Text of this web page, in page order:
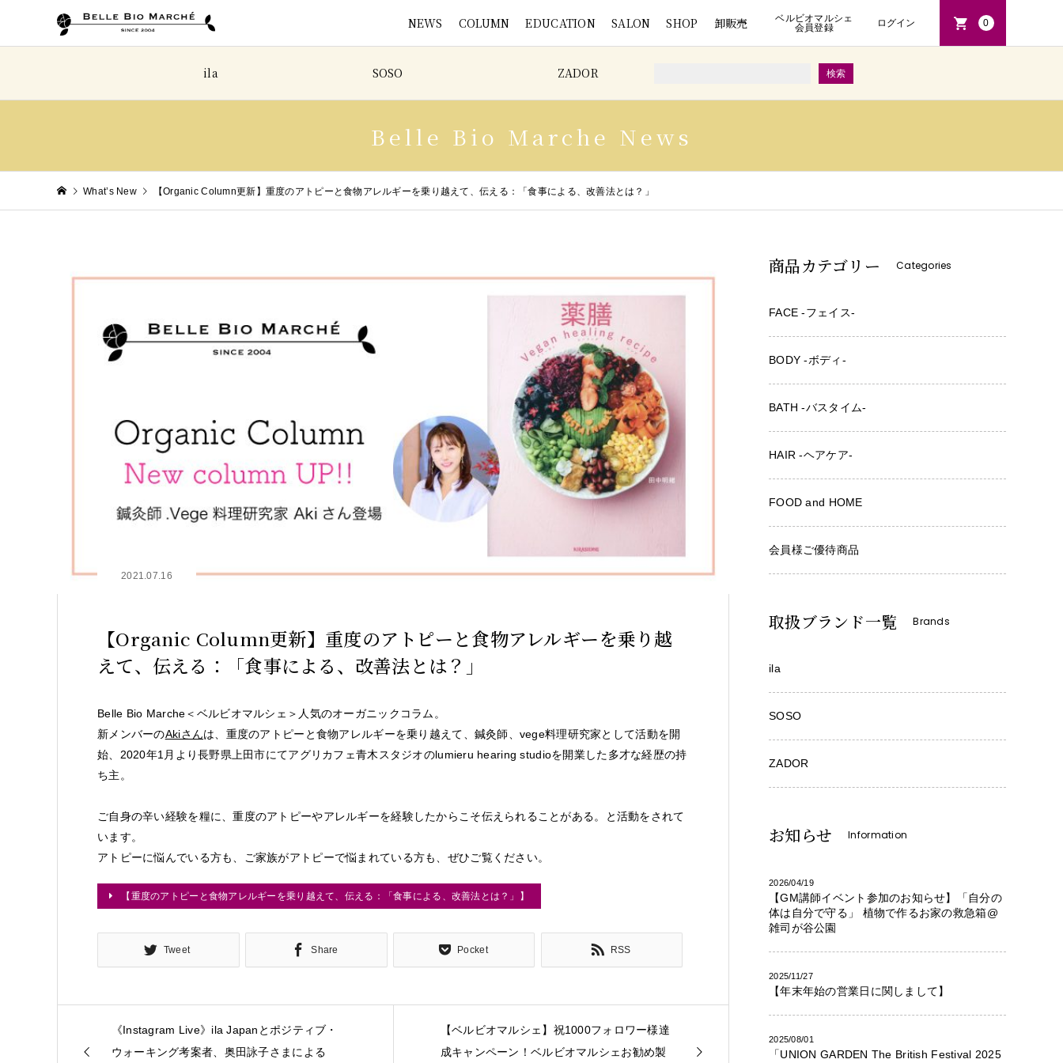
NEWS COLUMN EDUCATION SALON SHOP 卸販売
ベルビオマルシェ
会員登録
ログイン 0
ila SOSO ZADOR
Belle Bio Marche News
What’s New 【Organic Column更新】重度のアトピーと食物アレルギーを乗り越えて、伝える：「食事による、改善法とは？」
2021.07.16
【Organic Column更新】重度のアトピーと食物アレルギーを乗り越
えて、伝える：「食事による、改善法とは？」
Belle Bio Marche＜ベルビオマルシェ＞人気のオーガニックコラム。
新メンバーのAkiさんは、重度のアトピーと食物アレルギーを乗り越えて、鍼灸師、vege料理研究家として活動を開
始、2020年1月より長野県上田市にてアグリカフェ青木スタジオのlumieru hearing studioを開業した多才な経歴の持
ち主。
ご自身の辛い経験を糧に、重度のアトピーやアレルギーを経験したからこそ伝えられることがある。と活動をされて
います。
アトピーに悩んでいる方も、ご家族がアトピーで悩まれている方も、ぜひご覧ください。
【重度のアトピーと食物アレルギーを乗り越えて、伝える：「食事による、改善法とは？」】
Tweet Share Pocket RSS
《Instagram Live》ila Japanとポジティブ・
ウォーキング考案者、奥田詠子さまによる
【ベルビオマルシェ】祝1000フォロワー様達
成キャンペーン！ベルビオマルシェお勧め製
商品カテゴリー Categories
FACE -フェイス-
BODY -ボディ-
BATH -バスタイム-
HAIR -ヘアケア-
FOOD and HOME
会員様ご優待商品
取扱ブランド一覧 Brands
ila
SOSO
ZADOR
お知らせ Information
2026/04/19
【GM講師イベント参加のお知らせ】「自分の
体は自分で守る」 植物で作るお家の救急箱@
雑司が谷公園
2025/11/27
【年末年始の営業日に関しまして】
2025/08/01
「UNION GARDEN The British Festival 2025